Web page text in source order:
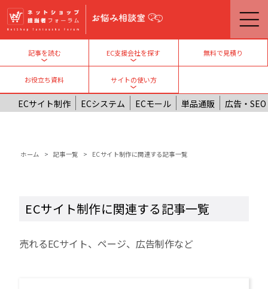
メインコンテンツに移動
記事を読む
Toggle submenu
EC支援会社を探す
Toggle submenu
無料で見積り
お役立ち資料
サイトの使い方
Toggle submenu
ECサイト制作 ECシステム ECモール 単品通販 広告・SEO
パンくず
ホーム 記事一覧 ECサイト制作に関連する記事一覧
ECサイト制作に関連する記事一覧
売れるECサイト、ページ、広告制作など